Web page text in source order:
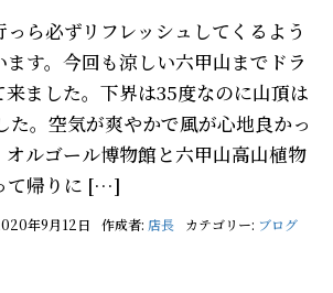
っら必ずリフレッシュしてくるよう
ます。今回も涼しい六甲山までドラ
来ました。下界は35度なのに山頂は
た。空気が爽やかで風が心地良かっ
オルゴール博物館と六甲山高山植物
て帰りに […]
年9月12日 作成者: 店長 カテゴリー: ブログ